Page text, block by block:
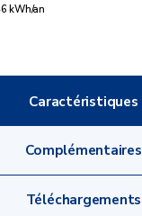
kWh/an
Caractéristiques
Complémentaires
Téléchargements